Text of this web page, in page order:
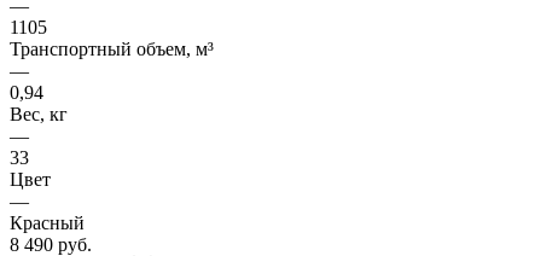
—
1105
Транспортный объем, м³
—
0,94
Вес, кг
—
33
Цвет
—
Красный
8 490 руб.